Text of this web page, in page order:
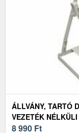
ÁLLVÁNY, TARTÓ
VEZETÉK
8 990 Ft